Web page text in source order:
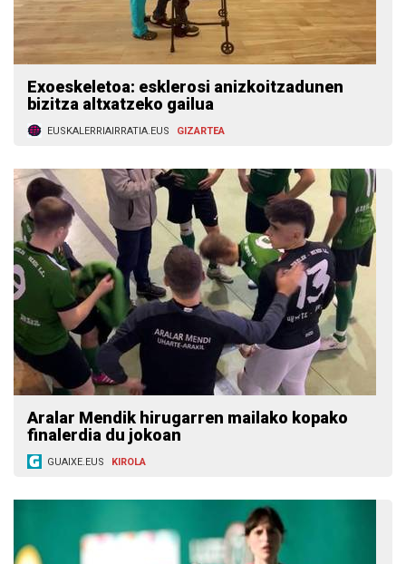
Exoeskeletoa: esklerosi anizkoitzadunen
bizitza altxatzeko gailua
EUSKALERRIAIRRATIA.EUS GIZARTEA
Aralar Mendik hirugarren mailako kopako
finalerdia du jokoan
GUAIXE.EUS KIROLA